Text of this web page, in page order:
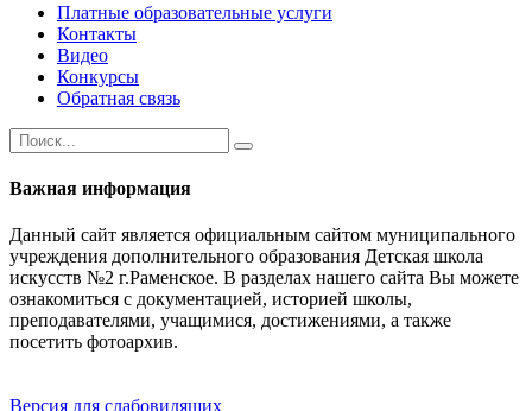
Платные образовательные услуги
Контакты
Видео
Конкурсы
Обратная связь
Важная информация
Данный сайт является официальным сайтом муниципального
учреждения дополнительного образования Детская школа
искусств №2 г.Раменское. В разделах нашего сайта Вы можете
ознакомиться с документацией, историей школы,
преподавателями, учащимися, достижениями, а также
посетить фотоархив.
Версия для слабовидящих